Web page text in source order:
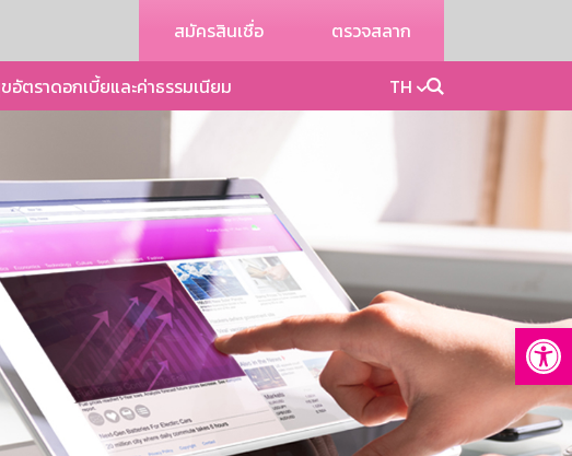
สมัครสินเชื่อ ตรวจสลาก
อัตราดอกเบี้ยและค่าธรรมเนียม TH